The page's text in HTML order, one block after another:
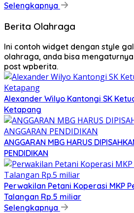
Selengkapnya
Berita Olahraga
Ini contoh widget dengan style
olahraga, anda bisa
post wpberita.
Alexander Wilyo Kantongi SK
Ketapang
ANGGARAN MBG HARUS
PENDIDIKAN
Perwakilan Petani Koperasi MKP
Talangan Rp.5 miliar
Selengkapnya